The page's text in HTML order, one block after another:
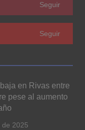
Seguir
Seguir
en Rivas entre
pese al aumento
de 2025